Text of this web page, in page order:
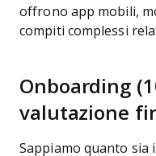
offrono app mobili,
compiti complessi
Onboarding
valutazione
Sappiamo quanto sia